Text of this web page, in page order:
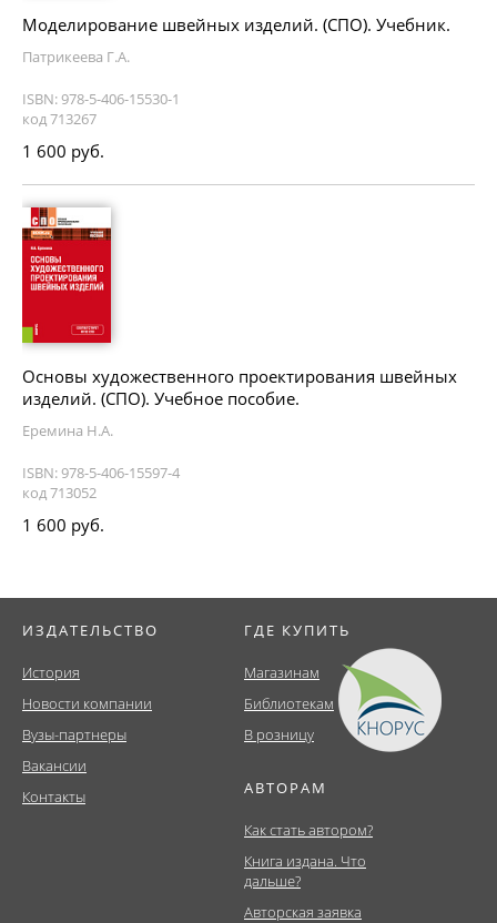
Моделирование швейных изделий. (СПО). Учебник.
Патрикеева Г.А.
ISBN: 978-5-406-15530-1
код 713267
1 600 руб.
Основы художественного проектирования швейных
изделий. (СПО). Учебное пособие.
Еремина Н.А.
ISBN: 978-5-406-15597-4
код 713052
1 600 руб.
ИЗДАТЕЛЬСТВО
История
Новости компании
Вузы-партнеры
Вакансии
Контакты
ГДЕ КУПИТЬ
Магазинам
Библиотекам
В розницу
АВТОРАМ
Как стать автором?
Книга издана. Что
дальше?
Авторская заявка